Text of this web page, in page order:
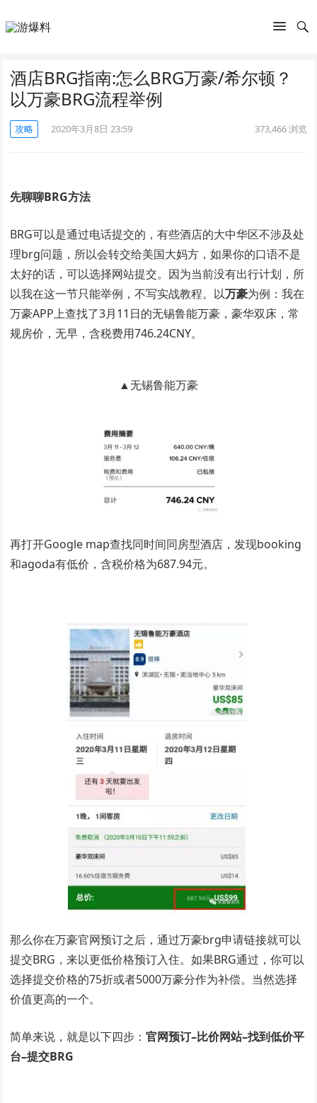
酒店BRG指南:怎么BRG万豪/希尔顿？
以万豪BRG流程举例
攻略 2020年3月8日 23:59 373,466浏览
先聊聊BRG方法
BRG可以是通过电话提交的，有些酒店的大中华区不涉及处
理brg问题，所以会转交给美国大妈方，如果你的口语不是
太好的话，可以选择网站提交。因为当前没有出行计划，所
以我在这一节只能举例，不写实战教程。以万豪为例：我在
万豪APP上查找了3月11日的无锡鲁能万豪，豪华双床，常
规房价，无早，含税费用746.24CNY。
▲无锡鲁能万豪
再打开Google map查找同时间同房型酒店，发现booking
和agoda有低价，含税价格为687.94元。
那么你在万豪官网预订之后，通过万豪brg申请链接就可以
提交BRG，来以更低价格预订入住。如果BRG通过，你可以
选择提交价格的75折或者5000万豪分作为补偿。当然选择
价值更高的一个。
简单来说，就是以下四步：官网预订–比价网站–找到低价平
台–提交BRG